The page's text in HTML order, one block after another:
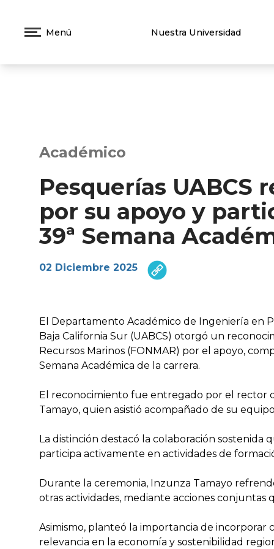
Menú Nuestra Universidad
Académico
Pesquerías UABCS
por su apoyo y
39ª Semana
02 Diciembre 2025
El Departamento Académico de Ingeniería en
Baja California Sur (UABCS) otorgó un
Recursos Marinos (FONMAR) por el apoyo,
Semana Académica de la carrera.
El reconocimiento fue entregado por el rector
Tamayo, quien asistió acompañado de su
La distinción destacó la colaboración
participa activamente en actividades de
Durante la ceremonia, Inzunza Tamayo
otras actividades, mediante acciones
Asimismo, planteó la importancia de
relevancia en la economía y sostenibilidad